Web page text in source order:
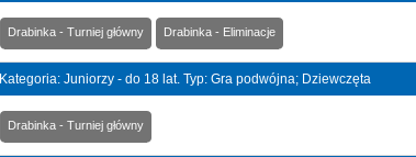
Drabinka - Turniej główny Drabinka - Eliminacje
Kategoria: Juniorzy - do 18 lat. Typ: Gra podwójna; Dziewczęta
Drabinka - Turniej główny